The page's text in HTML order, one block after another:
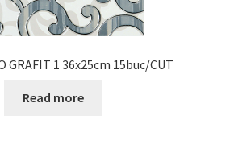
GRAFIT 1 36x25cm 15buc/CUT
Read more